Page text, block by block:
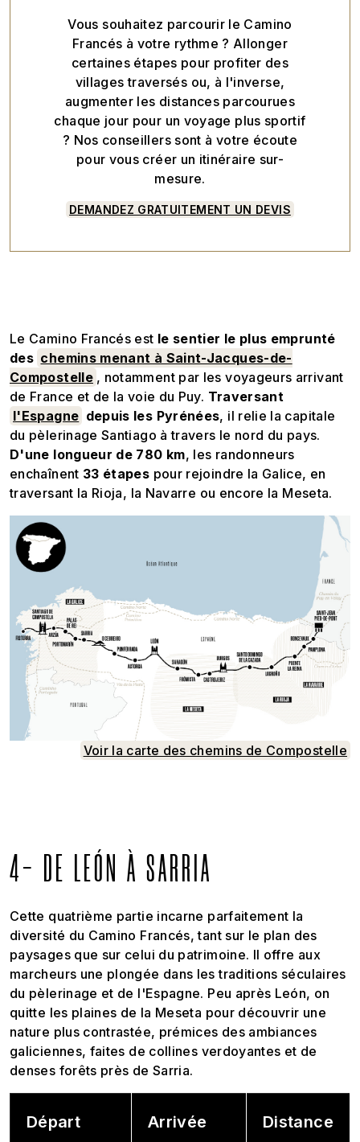
Vous souhaitez parcourir le Camino
Francés à votre rythme ? Allonger
certaines étapes pour profiter des
villages traversés ou, à l'inverse,
augmenter les distances parcourues
chaque jour pour un voyage plus sportif
? Nos conseillers sont à votre écoute
pour vous créer un itinéraire sur-
mesure.
DEMANDEZ GRATUITEMENT UN DEVIS
Le Camino Francés est le sentier le plus emprunté
des chemins menant à Saint-Jacques-de-
Compostelle , notamment par les voyageurs arrivant
de France et de la voie du Puy. Traversant
l'Espagne depuis les Pyrénées, il relie la capitale
du pèlerinage Santiago à travers le nord du pays.
D'une longueur de 780 km, les randonneurs
enchaînent 33 étapes pour rejoindre la Galice, en
traversant la Rioja, la Navarre ou encore la Meseta.
Voir la carte des chemins de Compostelle
4- DE LEÓN À SARRIA
Cette quatrième partie incarne parfaitement la
diversité du Camino Francés, tant sur le plan des
paysages que sur celui du patrimoine. Il offre aux
marcheurs une plongée dans les traditions séculaires
du pèlerinage et de l'Espagne. Peu après León, on
quitte les plaines de la Meseta pour découvrir une
nature plus contrastée, prémices des ambiances
galiciennes, faites de collines verdoyantes et de
denses forêts près de Sarria.
Départ Arrivée Distance